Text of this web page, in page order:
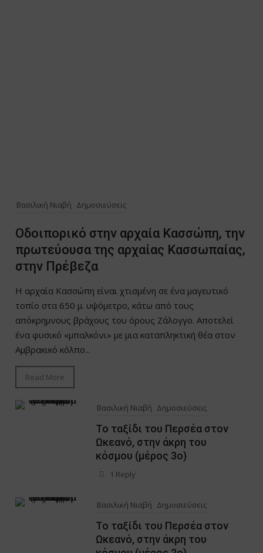
Βασιλική Νιαβή Δημοσιεύσεις
Οδοιπορικό στην αρχαία Κασσώπη, την
πρωτεύουσα της αρχαίας Κασσωπαίας,
στην Πρέβεζα
Η αρχαία Κασσώπη είναι χτισμένη σε ένα μαγευτικό
τοπίο στα 650 μ. υψόμετρο, κάτω από τους
απόκρημνους βράχους του όρους Ζάλογγο. Αποτελεί
ένα φυσικό «μπαλκόνι» με μια καταπληκτική θέα στον
Αμβρακικό κόλπο...
Read More
Βασιλική Νιαβή Δημοσιεύσεις
Το ταξίδι του Περσέα στον
Ωκεανό, στην άκρη του
κόσμου (μέρος 3ο)
1 Reply
Βασιλική Νιαβή Δημοσιεύσεις
Το ταξίδι του Περσέα στον
Ωκεανό, στην άκρη του